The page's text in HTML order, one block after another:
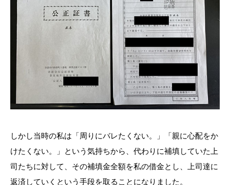
しかし当時の私は「周りにバレたくない。」「親に心配をか
けたくない。」という気持ちから、代わりに補填していた上
司たちに対して、その補填金全額を私の借金とし、上司達に
返済していくという手段を取ることになりました。